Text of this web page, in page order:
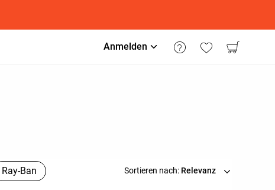
Anmelden
Ray-Ban Sortieren nach: Relevanz